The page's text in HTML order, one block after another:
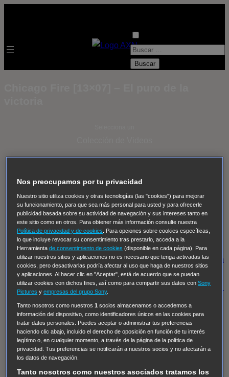
B
Thomas, el ojo del FBI Pan Am Dawson crece
Insomnia El Guardián The Blacklist Cinco en familia
Hudson & Rex Diez libras y un sueño Mr Loverman
Regreso al futuro III NUEVE CUERPOS Los últimos
caballeros Tormenta infinita Sing Street Cobra Kai
Tom
y Lola High Country Los casos de Susan Ryeland:
Moonflower Murders Twisted Metal Mentes Criminales:
Hailey Dean Without Sin: Libre de Culpa Morbius
NCIS: Nueva Orleans
Pandora En fuera de juego
The Shield: Al margen de la ley Duplicated Preacher
The Killing Kind
Chicago Fire Monarch Circuito cerradoAlert: Unidad
Nos preocupamos por tu privacidad
Nuestro sitio utiliza cookies y otras tecnologías (las "cookies") para mejorar
su funcionamiento, para que sea más personal para usted y para ofrecerle
publicidad basada sobre su actividad de navegación y sus intereses tanto en
este sitio como en otros. Para obtener más información consulte nuestra
Política de privacidad y de cookies
. Para opciones sobre cookies específicas,
lo que incluye revocar su consentimiento tras prestarlo, acceda a la
Herramientade consentimiento de cookies (disponible en cada página). Para
utilizar nuestros sitios y aplicaciones no es necesario que tenga activadas las
cookies, pero desactivarlas podría afectar al uso que haga de nuestros sitios
y aplicaciones. Al hacer clic en "Aceptar", está de acuerdo que se puedan
utilizar cookies con dichos fines, así como para compartir sus datos conSony
Pictures yempresas del grupo Sony.
Tanto nosotros como nuestros1 socios almacenamos o accedemos a
información del dispositivo, como identificadores únicos en las cookies para
tratar datos personales. Puedes aceptar o administrar tus preferencias
haciendo clic abajo, incluido el derecho de oposición en función de tu interés
legítimo o, en cualquier momento, a través de la página de la política de
privacidad. Tus preferencias se notificarán a nuestros socios y no afectarán a
los datos de navegación.
Tanto nosotros como nuestros asociados tratamos los